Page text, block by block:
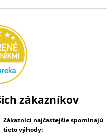
zákazníkov
Zákazníci najčastejšie spomínajú
tieto výhody: